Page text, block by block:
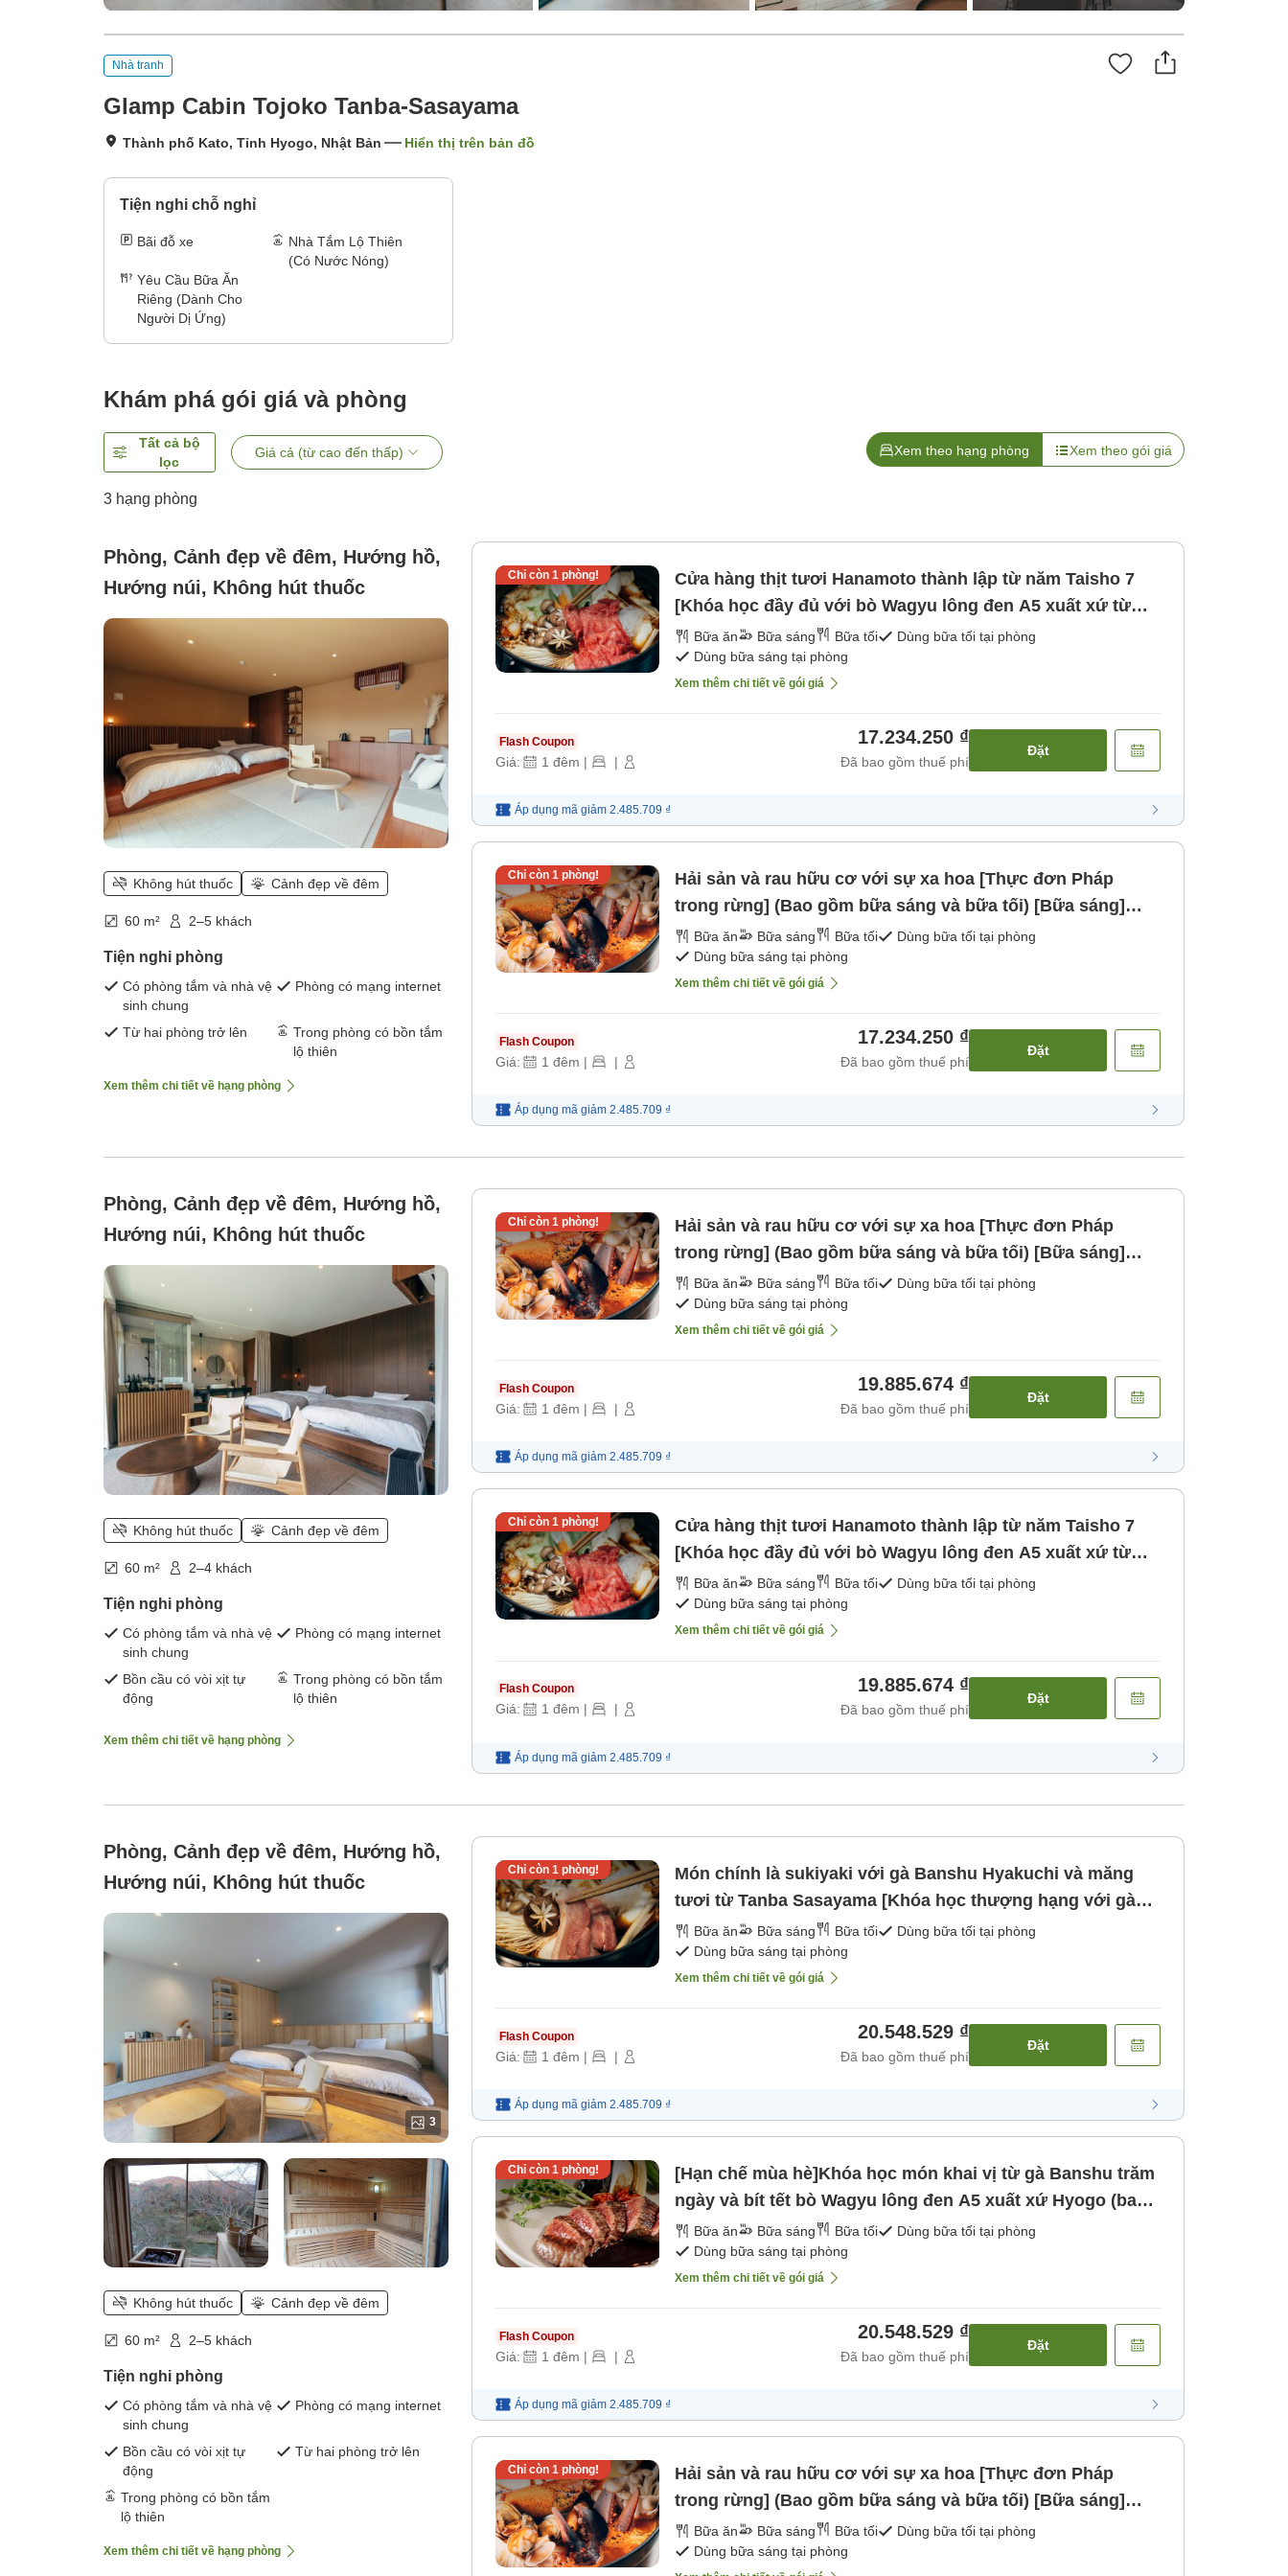
Nhà tranh
Glamp Cabin Tojoko Tanba-Sasayama
Thành phố Kato, Tỉnh Hyogo, Nhật Bản Hiển thị trên bản đồ
Tiện nghi chỗ nghỉ
Bãi đỗ xe
Nhà Tắm Lộ Thiên
(Có Nước Nóng)
Yêu Cầu Bữa Ăn
Riêng (Dành Cho
Người Dị Ứng)
Khám phá gói giá và phòng
Tất cả bộ
lọc
Giá cả (từ cao đến thấp) Xem theo hạng phòng Xem theo gói giá
3 hạng phòng
Phòng, Cảnh đẹp về đêm, Hướng hồ,
Hướng núi, Không hút thuốc
Không hút thuốc Cảnh đẹp về đêm
60 m² 2–5 khách
Tiện nghi phòng
Có phòng tắm và nhà vệ
sinh chung
Phòng có mạng internet
Từ hai phòng trở lên
Trong phòng có bồn tắm
lộ thiên
Xem thêm chi tiết về hạng phòng
Chỉ còn 1phòng!
Cửa hàng thịt tươi Hanamoto thành lập từ năm Taisho 7
[Khóa học đầy đủ với bò Wagyu lông đen A5 xuất xứ từ
tỉnh Hyogo] (bao gồm bữa sáng và bữa tối) [Bữa sáng]
[Bữa tối]
Bữa ăn Bữa sáng Bữa tối
Dùng bữa tối tại phòng
Dùng bữa sáng tại phòng
Xem thêm chi tiết về gói giá
Flash Coupon
Giá: 1 đêm | |
17.234.250 ₫
Đã bao gồm thuế phí
Đặt
Áp dụng mã giảm 2.485.709 ₫
Chỉ còn 1phòng!
Hải sản và rau hữu cơ với sự xa hoa [Thực đơn Pháp
trong rừng] (Bao gồm bữa sáng và bữa tối) [Bữa sáng]
[Bữa tối]
Bữa ăn Bữa sáng Bữa tối
Dùng bữa tối tại phòng
Dùng bữa sáng tại phòng
Xem thêm chi tiết về gói giá
Flash Coupon
Giá: 1 đêm | |
17.234.250 ₫
Đã bao gồm thuế phí
Đặt
Áp dụng mã giảm 2.485.709 ₫
Phòng, Cảnh đẹp về đêm, Hướng hồ,
Hướng núi, Không hút thuốc
Không hút thuốc Cảnh đẹp về đêm
60 m² 2–4 khách
Tiện nghi phòng
Có phòng tắm và nhà vệ
sinh chung
Phòng có mạng internet
Bồn cầu có vòi xịt tự
động
Trong phòng có bồn tắm
lộ thiên
Xem thêm chi tiết về hạng phòng
Chỉ còn 1phòng!
Hải sản và rau hữu cơ với sự xa hoa [Thực đơn Pháp
trong rừng] (Bao gồm bữa sáng và bữa tối) [Bữa sáng]
[Bữa tối]
Bữa ăn Bữa sáng Bữa tối
Dùng bữa tối tại phòng
Dùng bữa sáng tại phòng
Xem thêm chi tiết về gói giá
Flash Coupon
Giá: 1 đêm | |
19.885.674 ₫
Đã bao gồm thuế phí
Đặt
Áp dụng mã giảm 2.485.709 ₫
Chỉ còn 1phòng!
Cửa hàng thịt tươi Hanamoto thành lập từ năm Taisho 7
[Khóa học đầy đủ với bò Wagyu lông đen A5 xuất xứ từ
tỉnh Hyogo] (bao gồm bữa sáng và bữa tối) [Bữa sáng]
[Bữa tối]
Bữa ăn Bữa sáng Bữa tối
Dùng bữa tối tại phòng
Dùng bữa sáng tại phòng
Xem thêm chi tiết về gói giá
Flash Coupon
Giá: 1 đêm | |
19.885.674 ₫
Đã bao gồm thuế phí
Đặt
Áp dụng mã giảm 2.485.709 ₫
Phòng, Cảnh đẹp về đêm, Hướng hồ,
Hướng núi, Không hút thuốc
3
Không hút thuốc Cảnh đẹp về đêm
60 m² 2–5 khách
Tiện nghi phòng
Có phòng tắm và nhà vệ
sinh chung
Phòng có mạng internet
Bồn cầu có vòi xịt tự
động
Từ hai phòng trở lên
Trong phòng có bồn tắm
lộ thiên
Xem thêm chi tiết về hạng phòng
Chỉ còn 1 phòng!
Món chính là sukiyaki với gà Banshu Hyakuchi và măng
tươi từ Tanba Sasayama [Khóa học thượng hạng với gà
Banshu Hyakuchi] (bao gồm bữa sáng và tối) [Bữa sáng]
[Bữa tối]
Bữa ăn Bữa sáng Bữa tối
Dùng bữa tối tại phòng
Dùng bữa sáng tại phòng
Xem thêm chi tiết về gói giá
Flash Coupon
Giá: 1 đêm | |
20.548.529 ₫
Đã bao gồm thuế phí
Đặt
Áp dụng mã giảm 2.485.709 ₫
Chỉ còn 1 phòng!
[Hạn chế mùa hè]Khóa học món khai vị từ gà Banshu trăm
ngày và bít tết bò Wagyu lông đen A5 xuất xứ Hyogo (bao
gồm ăn sáng và tối) [Bữa sáng] [Bữa tối]
Bữa ăn Bữa sáng Bữa tối
Dùng bữa tối tại phòng
Dùng bữa sáng tại phòng
Xem thêm chi tiết về gói giá
Flash Coupon
Giá: 1 đêm | |
20.548.529 ₫
Đã bao gồm thuế phí
Đặt
Áp dụng mã giảm 2.485.709 ₫
Chỉ còn 1 phòng!
Hải sản và rau hữu cơ với sự xa hoa [Thực đơn Pháp
trong rừng] (Bao gồm bữa sáng và bữa tối) [Bữa sáng]
[Bữa tối]
Bữa ăn Bữa sáng Bữa tối
Dùng bữa tối tại phòng
Dùng bữa sáng tại phòng